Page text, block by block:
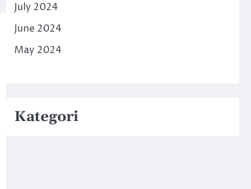
July 2024
June 2024
May 2024
Kategori